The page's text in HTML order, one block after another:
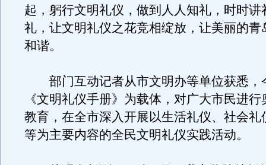
起，躬行文明礼仪，做到人人知礼，时时讲
礼，让文明礼仪之花竞相绽放，让美丽的青
和谐。
部门互动记者从市文明办等单位获悉，
《文明礼仪手册》为载体，对广大市民进
教育，在全市深入开展以生活礼仪、社会礼
等为主要内容的全民文明礼仪实践活动。